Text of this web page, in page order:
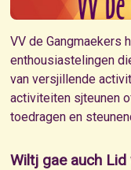
VV de Gangmaekers
enthousiastelingen
van versjillende
activiteiten sjteunen
toedragen en
Wiltj gae auch Lid